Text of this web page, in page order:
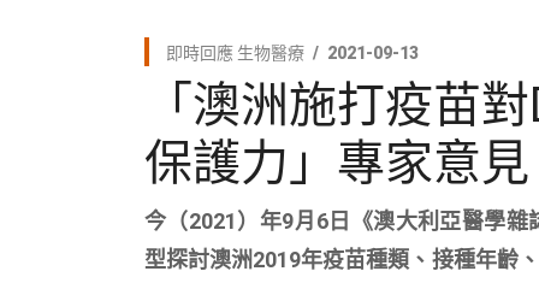
即時回應 生物醫療 2021-09-13
「澳洲施打疫苗
保護力」專家意見
今（2021）年9月6日《澳大利亞醫學
型探討澳洲2019年疫苗種類、接種年齡